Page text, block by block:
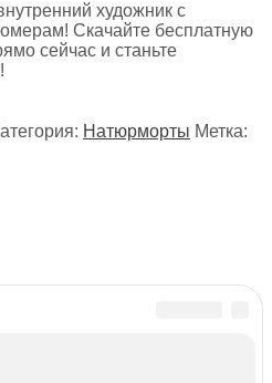
художник с
Скачайте бесплатную
сейчас и станьте
Натюрморты Метка: